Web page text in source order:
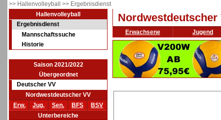
>> Hallenvolleyball >> Ergebnisdienst
Hallenvolleyball
Ergebnisdienst
Mannschaftssuche
Historie
Saison 2021/2022
Übergeordnet
Deutscher VV
Nordwestdeutscher VV
Erw.
Jug. Sen. BFS
BSV
Unterbereiche
Nordwestdeutscher
Erwachsene Jugend